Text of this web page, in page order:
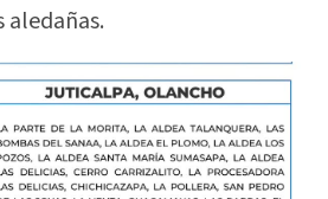
aledañas.